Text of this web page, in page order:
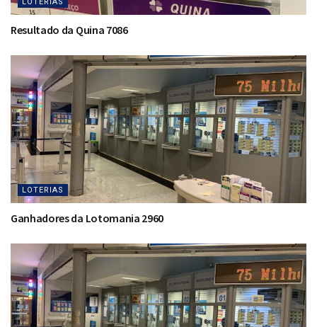
Resultado da Quina 7086
LOTERIAS
Ganhadores da Lotomania 2960